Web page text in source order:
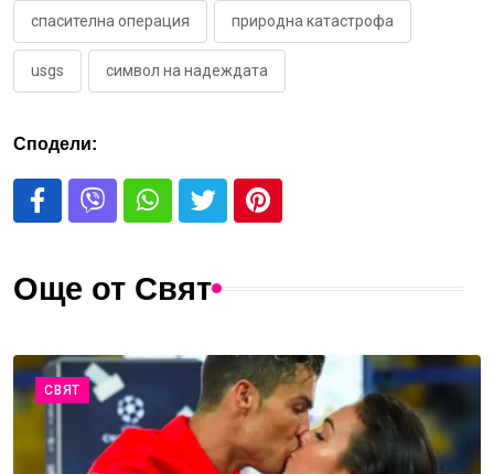
спасителна операция природна катастрофа
usgs символ на надеждата
Сподели:
Още от Свят
СВЯТ